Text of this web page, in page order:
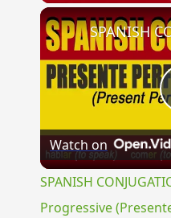
Watch on
SPANISH
Progressive